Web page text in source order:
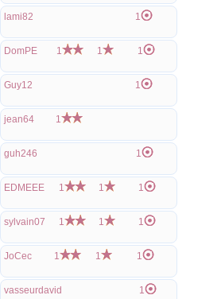
lami82 1
DomPE 1 1 1
Guy12 1
jean64 1
guh246 1
EDMEEE 1 1 1
sylvain07 1 1 1
JoCec 1 1 1
vasseurdavid 1